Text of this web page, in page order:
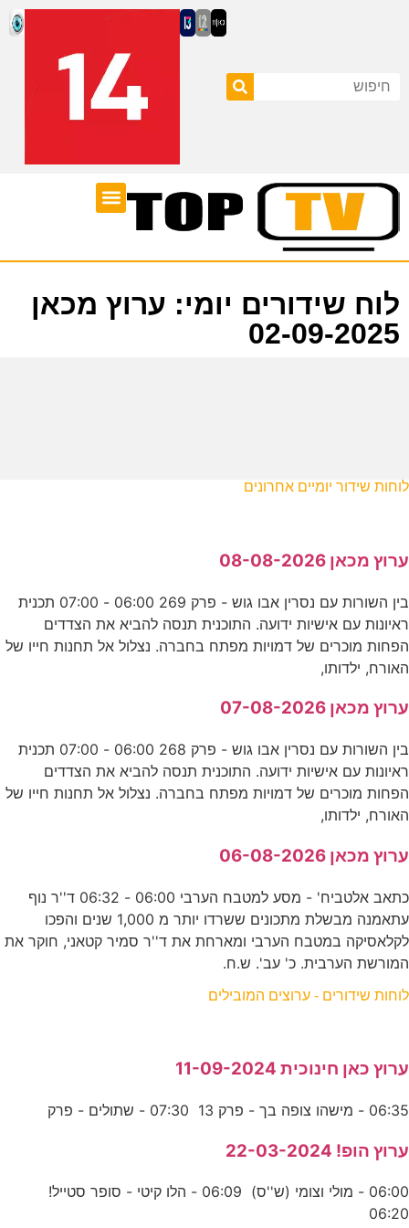
לוח שידורים יומי: ערוץ מכאן
02-09-2025
לוחות שידור יומיים אחרונים
ערוץ מכאן 08-08-2026
בין השורות עם נסרין אבו גוש - פרק 269 06:00 - 07:00 תכנית
ראיונות עם אישיות ידועה. התוכנית תנסה להביא את הצדדים
הפחות מוכרים של דמויות מפתח בחברה. נצלול אל תחנות חייו של
האורח, ילדותו,
ערוץ מכאן 07-08-2026
בין השורות עם נסרין אבו גוש - פרק 268 06:00 - 07:00 תכנית
ראיונות עם אישיות ידועה. התוכנית תנסה להביא את הצדדים
הפחות מוכרים של דמויות מפתח בחברה. נצלול אל תחנות חייו של
האורח, ילדותו,
ערוץ מכאן 06-08-2026
כתאב אלטביח' - מסע למטבח הערבי 06:00 - 06:32 ד''ר נוף
עתאמנה מבשלת מתכונים ששרדו יותר מ 1,000 שנים והפכו
לקלאסיקה במטבח הערבי ומארחת את ד''ר סמיר קטאני, חוקר את
המורשת הערבית. כ' עב'. ש.ח.
לוחות שידורים - ערוצים המובילים
ערוץ כאן חינוכית 11-09-2024
06:35 - מישהו צופה בך - פרק 13 07:30 - שתולים - פרק
ערוץ הופ! 22-03-2024
06:00 - מולי וצומי (ש''ס) 06:09 - הלו קיטי - סופר סטייל!
06:20